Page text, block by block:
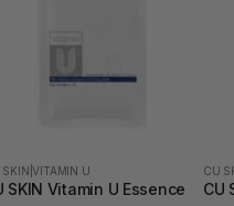
SKIN |VITAMIN U
SKIN Vitamin U Essence
CU
CU